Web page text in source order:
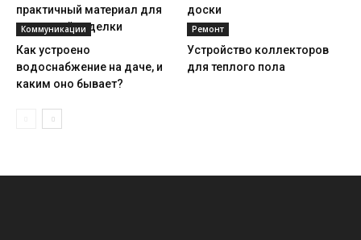
практичный материал для
настенной отделки
доски
Коммуникации
Как устроено
водоснабжение на даче, и
каким оно бывает?
Ремонт
Устройство коллекторов
для теплого пола